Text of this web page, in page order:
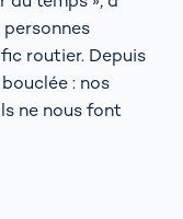
routier. Depuis
: nos
ne nous font